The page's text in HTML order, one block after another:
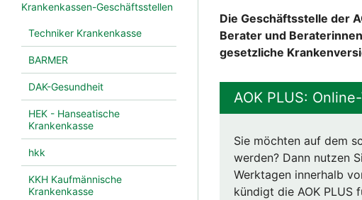
Krankenkassen-Geschäftsstellen
Techniker Krankenkasse
BARMER
DAK-Gesundheit
HEK - Hanseatische
Krankenkasse
hkk
KKH Kaufmännische
Krankenkasse
Die Geschäftsstelle der
Berater und
gesetzliche
AOK PLUS:
Sie möchten auf dem
werden? Dann nutzen
Werktagen innerhalb
kündigt die AOK PLUS